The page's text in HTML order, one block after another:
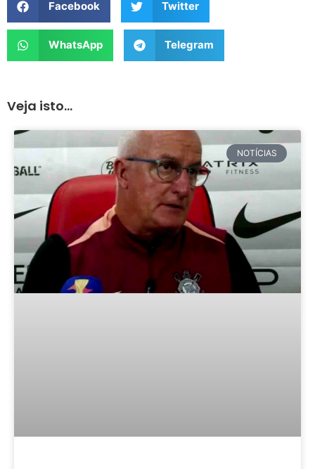
Facebook Twitter
WhatsApp Telegram
Veja isto...
NOTÍCIAS